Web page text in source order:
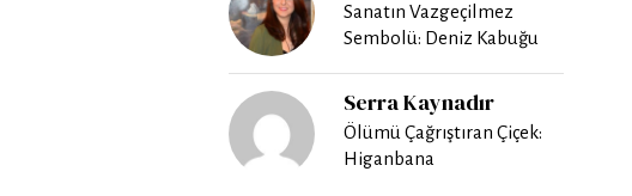
Sanatın Vazgeçilmez
Sembolü: Deniz Kabuğu
Serra Kaynadır
Ölümü Çağrıştıran Çiçek:
Higanbana